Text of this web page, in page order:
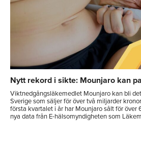
Nytt rekord i sikte: Mounjaro kan
Viktnedgångsläkemedlet Mounjaro kan bli
Sverige som säljer för över två miljarder
första kvartalet i år har Mounjaro sålt för över
nya data från E-hälsomyndigheten som